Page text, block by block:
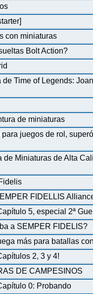
con miniaturas
Bolt Action?
Time of Legends:
de miniaturas
juegos de rol,
de Miniaturas de Alta
FIDELLIS
5, especial 2ª
a SEMPER FIDELIS?
más para batallas
2, 3 y 4!
DE CAMPESINOS
0: Probando